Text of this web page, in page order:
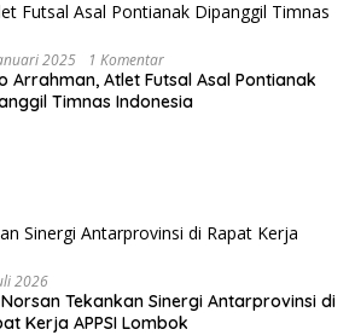
2025 1 Komentar
Arrahman, Atlet Futsal Asal Pontianak
Timnas Indonesia
2026
Tekankan Sinergi Antarprovinsi di
Kerja APPSI Lombok